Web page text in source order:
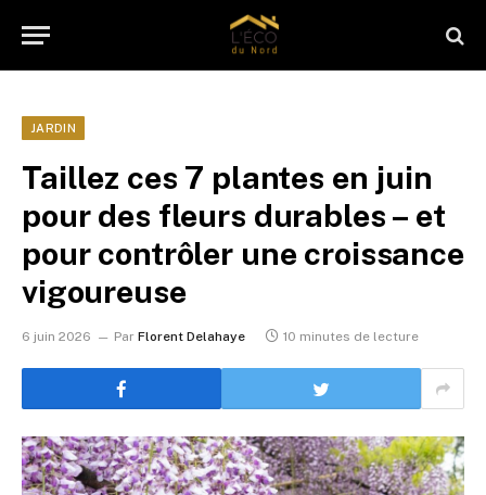
JARDIN
Taillez ces 7 plantes en juin
pour des fleurs durables – et
pour contrôler une croissance
vigoureuse
6 juin 2026 Par Florent Delahaye 10 minutes de lecture